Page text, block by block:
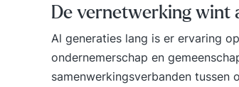
De vernetwerking wint
Al generaties lang is er ervaring
ondernemerschap en
samenwerkingsverbanden tussen